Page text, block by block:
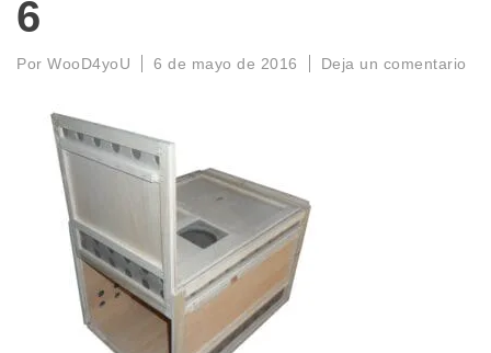
6
Por WooD4yoU 6 de mayo de 2016 Deja un comentario